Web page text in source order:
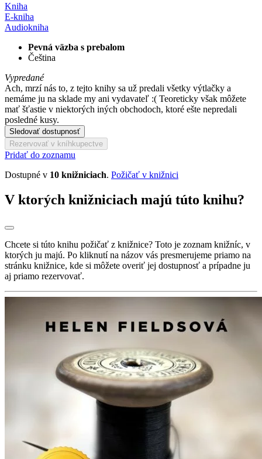
Kniha
E-kniha
Audiokniha
Pevná väzba s prebalom
Čeština
Vypredané
Ach, mrzí nás to, z tejto knihy sa už predali všetky výtlačky a
nemáme ju na sklade my ani vydavateľ :( Teoreticky však môžete
mať šťastie v niektorých iných obchodoch, ktoré ešte nepredali
posledné kusy.
Sledovať dostupnosť
Rezervovať v kníhkupectve
Pridať do zoznamu
Dostupné v 10 knižniciach. Požičať v knižnici
V ktorých knižniciach majú túto knihu?
Chcete si túto knihu požičať z knižnice? Toto je zoznam knižníc, v
ktorých ju majú. Po kliknutí na názov vás presmerujeme priamo na
stránku knižnice, kde si môžete overiť jej dostupnosť a prípadne ju
aj priamo rezervovať.